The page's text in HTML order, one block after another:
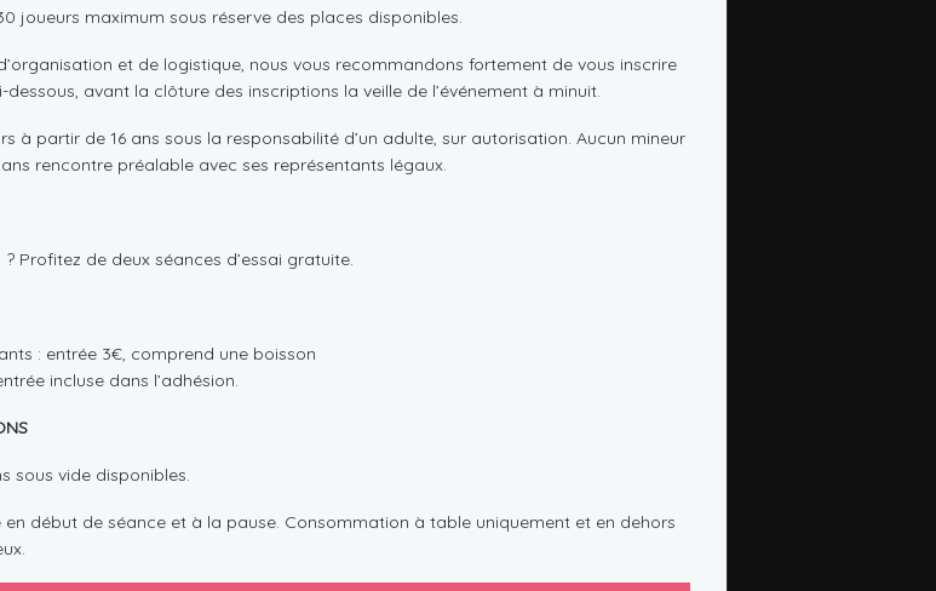
joueurs maximum sous réserve des places disponibles.
et de logistique, nous vous recommandons fortement de vous inscrire
avant la clôture des inscriptions la veille de l’événement à minuit.
à partir de 16 ans sous la responsabilité d’un adulte, sur autorisation. Aucun mineur
rencontre préalable avec ses représentants légaux.
Profitez de deux séances d’essai gratuite.
: entrée 3€, comprend une boisson
incluse dans l’adhésion.
sous vide disponibles.
en début de séance et à la pause. Consommation à table uniquement et en dehors